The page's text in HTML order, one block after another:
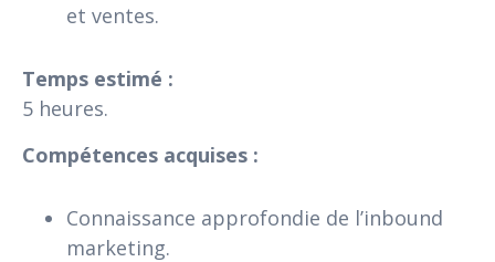
et ventes.
Temps estimé :
5 heures.
Compétences acquises :
Connaissance approfondie de l’inbound
marketing.